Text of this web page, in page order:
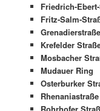
Friedrich-
Fritz-Salm-
Krefelder
Mosbacher
Mudauer Ring
Osterburker
Rhenaniastraße